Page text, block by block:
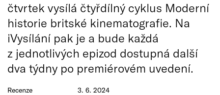
Recenze
3. 6. 2024
čtvrtek vysílá čtyřdílný cyklus Moderní
historie britské kinematografie. Na
iVysílání pak je a bude každá
z jednotlivých epizod dostupná další
dva týdny po premiérovém uvedení.